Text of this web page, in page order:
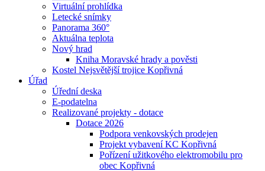
Virtuální prohlídka
Letecké snímky
Panorama 360°
Aktuálna teplota
Nový hrad
Kniha Moravské hrady a pověsti
Kostel Nejsvětější trojice Kopřivná
Úřad
Úřední deska
E-podatelna
Realizované projekty - dotace
Dotace 2026
Podpora venkovských prodejen
Projekt vybavení KC Kopřivná
Pořízení užitkového elektromobilu pro
obec Kopřivná